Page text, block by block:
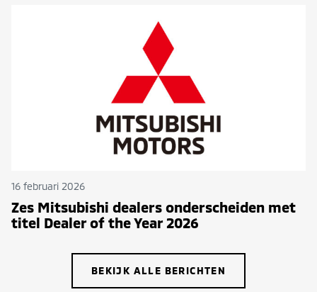
16 februari 2026
Zes Mitsubishi dealers onderscheiden met
titel Dealer of the Year 2026
BEKIJK ALLE BERICHTEN